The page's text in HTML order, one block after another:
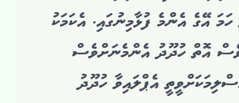
އޭގެ އެންމެ ފުޅާމިނުގައި. އެކަމަކު
އޮތް ހުދޫދު އެންމެނަށްވެސް
އެޕްލައިވާ ހުދޫދު